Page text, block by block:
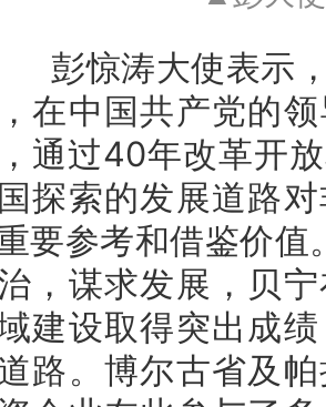
彭惊涛大使表示，
在中国共产党的
通过40年改革开
探索的发展道路
要参考和借鉴价
，谋求发展，贝
建设取得突出成
路。博尔古省及